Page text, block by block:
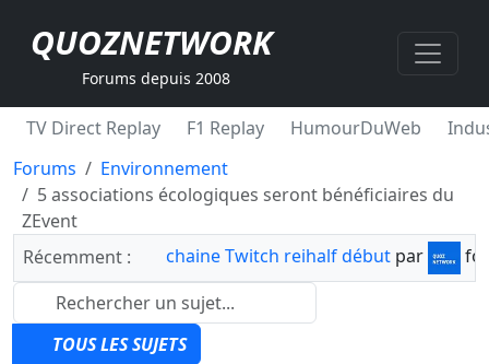
QUOZNETWORK
Forums depuis 2008
TV Direct Replay F1 Replay HumourDuWeb
Forums
Environnement
5 associations écologiques seront bénéficiaires du
ZEvent
Récemment :
chaine Twitch reihalf début par
TOUS LES SUJETS